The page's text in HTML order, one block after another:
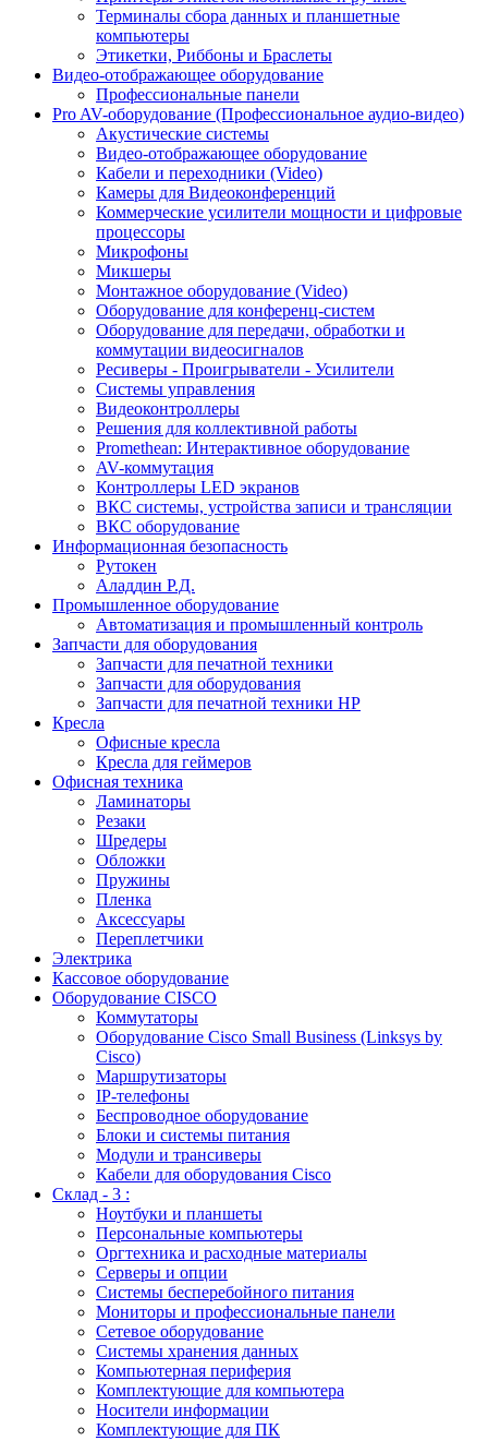
Терминалы сбора данных и планшетные
компьютеры
Этикетки, Риббоны и Браслеты
Видео-отображающее оборудование
Профессиональные панели
Pro AV-оборудование (Профессиональное аудио-видео)
Акустические системы
Видео-отображающее оборудование
Кабели и переходники (Video)
Камеры для Видеоконференций
Коммерческие усилители мощности и цифровые
процессоры
Микрофоны
Микшеры
Монтажное оборудование (Video)
Оборудование для конференц-систем
Оборудование для передачи, обработки и
коммутации видеосигналов
Ресиверы - Проигрыватели - Усилители
Системы управления
Видеоконтроллеры
Решения для коллективной работы
Promethean: Интерактивное оборудование
AV-коммутация
Контроллеры LED экранов
ВКС системы, устройства записи и трансляции
ВКС оборудование
Информационная безопасность
Рутокен
Аладдин Р.Д.
Промышленное оборудование
Автоматизация и промышленный контроль
Запчасти для оборудования
Запчасти для печатной техники
Запчасти для оборудования
Запчасти для печатной техники HP
Кресла
Офисные кресла
Кресла для геймеров
Офисная техника
Ламинаторы
Резаки
Шредеры
Обложки
Пружины
Пленка
Аксессуары
Переплетчики
Электрика
Кассовое оборудование
Оборудование CISCO
Коммутаторы
Оборудование Cisco Small Business (Linksys by
Cisco)
Маршрутизаторы
IP-телефоны
Беспроводное оборудование
Блоки и системы питания
Модули и трансиверы
Кабели для оборудования Cisco
Склад - 3 :
Ноутбуки и планшеты
Персональные компьютеры
Оргтехника и расходные материалы
Серверы и опции
Системы бесперебойного питания
Мониторы и профессиональные панели
Сетевое оборудование
Системы хранения данных
Компьютерная периферия
Комплектующие для компьютера
Носители информации
Комплектующие для ПК